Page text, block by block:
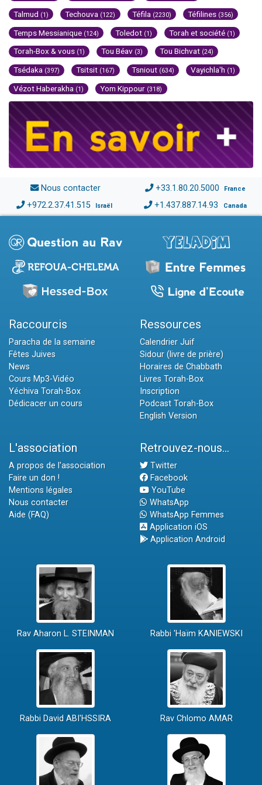
Talmud (1) Techouva (122) Téfila (2230) Téfilines (356)
Temps Messianique (124) Toledot (1) Torah et société (1)
Torah-Box & vous (1) Tou Béav (3) Tou Bichvat (24)
Tsédaka (397) Tsitsit (167) Tsniout (634) Vayichla'h (1)
Vézot Haberakha (1) Yom Kippour (318)
Nous contacter +33.1.80.20.5000 France
+972.2.37.41.515 Israël +1.437.887.14.93 Canada
Raccourcis
Paracha de la semaine
Fêtes Juives
News
Cours Mp3-Vidéo
Yéchiva Torah-Box
Dédicacer un cours
Ressources
Calendrier Juif
Sidour (livre de prière)
Horaires de Chabbath
Livres Torah-Box
Inscription
Podcast Torah-Box
English Version
L'association
A propos de l'association
Faire un don !
Mentions légales
Nous contacter
Aide (FAQ)
Retrouvez-nous...
Twitter
Facebook
YouTube
WhatsApp
WhatsApp Femmes
Application iOS
Application Android
Rav Aharon L. STEINMAN Rabbi 'Haïm KANIEWSKI
Rabbi David ABI'HSSIRA Rav Chlomo AMAR